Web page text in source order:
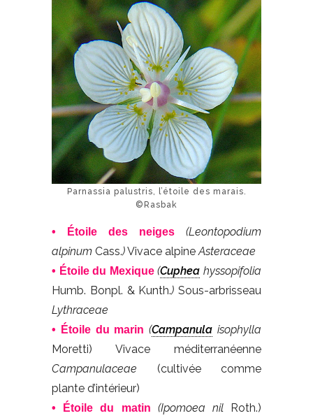
Parnassia palustris, l’étoile des marais.
©Rasbak
• Étoile des neiges
(Leontopodium
alpinum Cass.)Vivace alpineAsteraceae
• Étoile du Mexique (Cuphea hyssopifolia
Humb. Bonpl. & Kunth.) Sous-arbrisseau
Lythraceae
• Étoile du marin (Campanula isophylla
Moretti) Vivace méditerranéenne
Campanulaceae (cultivée comme
plante d’intérieur)
• Étoile du matin (Ipomoea nil Roth.)